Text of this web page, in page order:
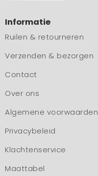
Informatie
Ruilen & retourneren
Verzenden & bezorgen
Contact
Over ons
Algemene voorwaarden
Privacybeleid
Klachtenservice
Maattabel